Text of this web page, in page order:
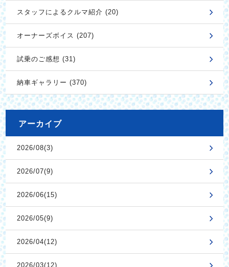
スタッフによるクルマ紹介 (20)
オーナーズボイス (207)
試乗のご感想 (31)
納車ギャラリー (370)
アーカイブ
2026/08(3)
2026/07(9)
2026/06(15)
2026/05(9)
2026/04(12)
2026/03(12)